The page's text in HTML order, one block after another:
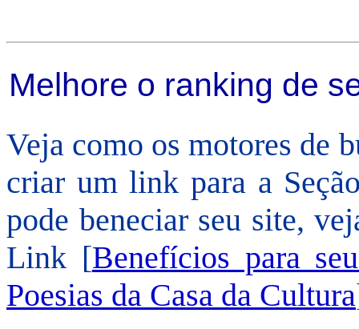
Melhore o ranking de
Veja como os motores de
criar um link para a
pode beneciar seu site,
Link [Benefícios para
Poesias da Casa da Cultura